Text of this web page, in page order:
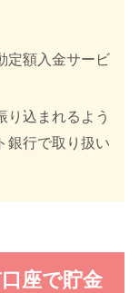
定額入金サービ
り込まれるよう
銀行で取り扱い
座で貯金